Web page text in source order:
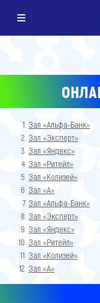
Зал «Альфа-Банк»
Зал «Эксперт»
Зал «Яндекс»
Зал «Ритейл»
Зал «Колизей»
Зал «A»
Зал «Альфа-Банк»
Зал «Эксперт»
Зал «Яндекс»
Зал «Ритейл»
Зал «Колизей»
Зал «A»